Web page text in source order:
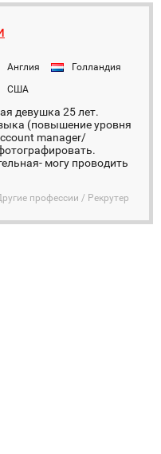
Англия
Голландия
США
девушка 25 лет.
(повышение уровня
manager/
могу проводить
профессии / Рекрутер